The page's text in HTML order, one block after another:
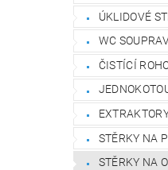
ÚKLIDOVÉ
WC
ČISTÍCÍ
STĚRKY NA
STĚRKY NA